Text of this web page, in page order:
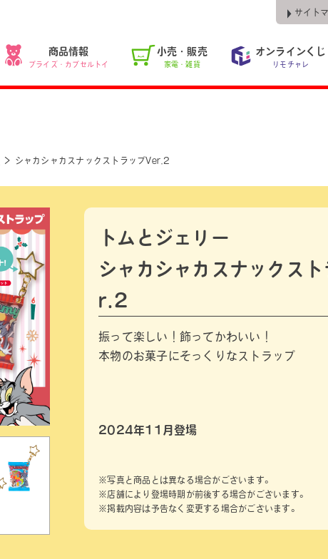
サイト
商品情報
プライズ・カプセルトイ
小売・販売
家電・雑貨
オンラインくじ
リモチャレ
シャカシャカスナックストラップVer.2
トムとジェリー
シャカシャカスナックス
r.2
振って楽しい！飾ってかわいい！
本物のお菓子にそっくりなストラップ
2024年11月登場
※写真と商品とは異なる場合がございます。
※店舗により登場時期が前後する場合がございます。
※掲載内容は予告なく変更する場合がございます。